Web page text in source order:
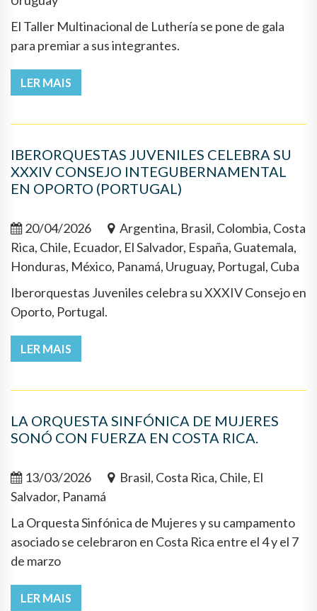
El Taller Multinacional de Luthería se pone de gala
para premiar a sus integrantes.
LER MAIS
IBERORQUESTAS JUVENILES CELEBRA SU
XXXIV CONSEJO INTEGUBERNAMENTAL
EN OPORTO (PORTUGAL)
20/04/2026
Argentina, Brasil, Colombia, Costa
Rica, Chile, Ecuador, El Salvador, España, Guatemala,
Honduras, México, Panamá, Uruguay, Portugal, Cuba
Iberorquestas Juveniles celebra su XXXIV Consejo en
Oporto, Portugal.
LER MAIS
LA ORQUESTA SINFÓNICA DE MUJERES
SONÓ CON FUERZA EN COSTA RICA.
13/03/2026
Brasil, Costa Rica, Chile, El
Salvador, Panamá
La Orquesta Sinfónica de Mujeres y su campamento
asociado se celebraron en Costa Rica entre el 4 y el 7
de marzo
LER MAIS